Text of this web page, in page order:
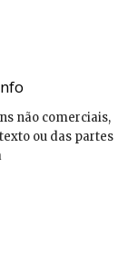
não comerciais,
ou das partes